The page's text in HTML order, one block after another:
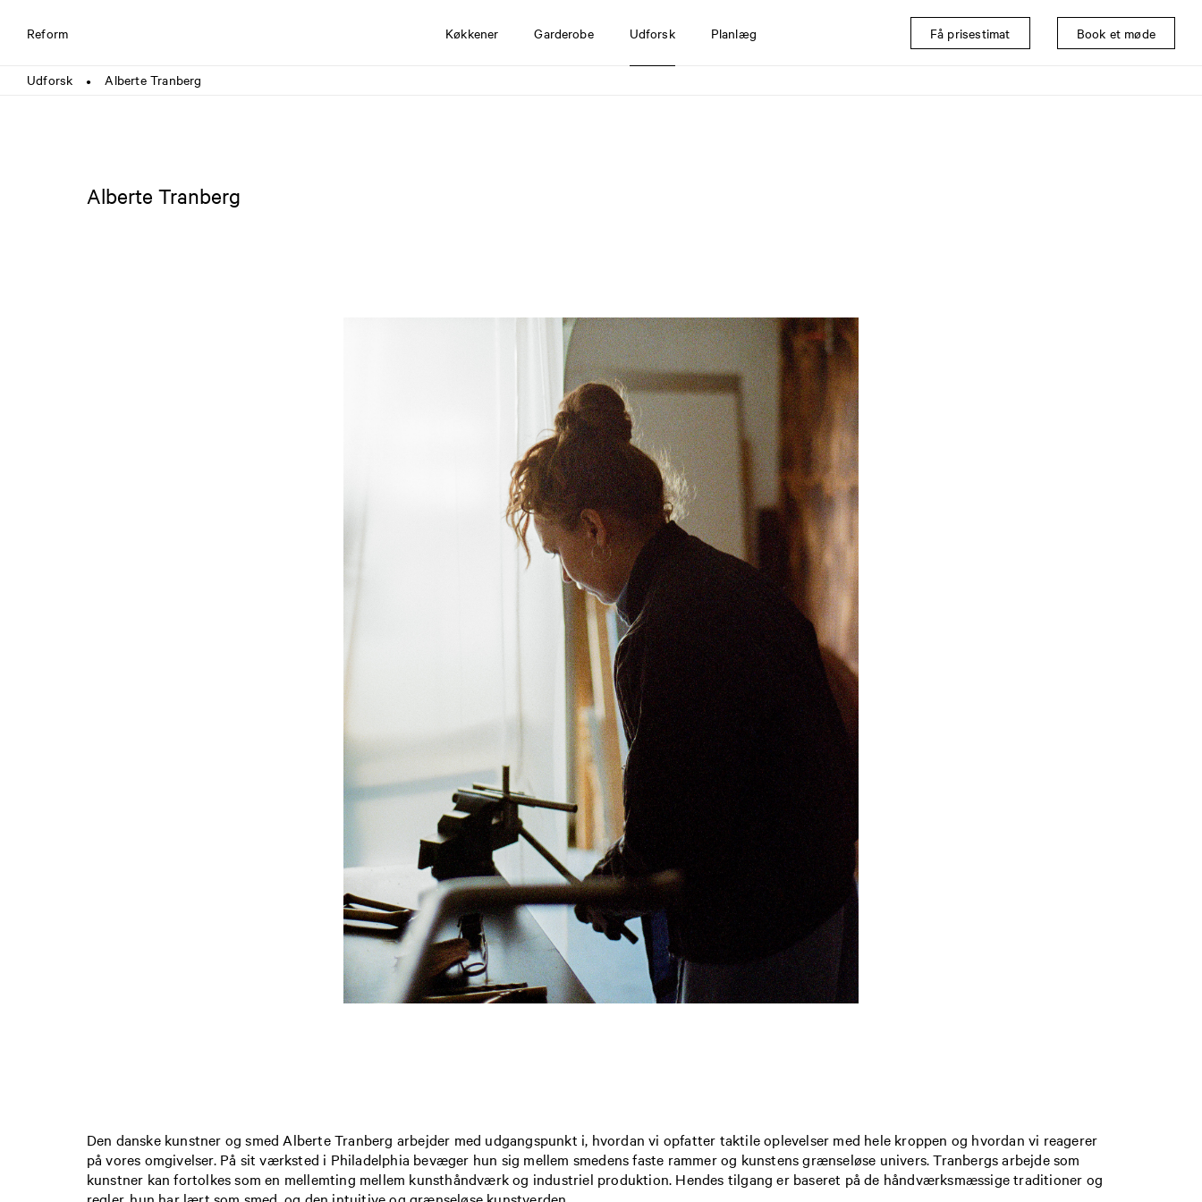
Reform Køkkener Garderobe Udforsk Planlæg Få prisestimat Book et møde
Udforsk ● Alberte Tranberg
Alberte Tranberg
Den danske kunstner og smed Alberte Tranberg arbejder med udgangspunkt i, hvordan vi opfatter taktile oplevelser med hele kroppen og hvordan vi reagerer
på vores omgivelser. På sit værksted i Philadelphia bevæger hun sig mellem smedens faste rammer og kunstens grænseløse univers. Tranbergs arbejde som
kunstner kan fortolkes som en mellemting mellem kunsthåndværk og industriel produktion. Hendes tilgang er baseret på de håndværksmæssige traditioner og